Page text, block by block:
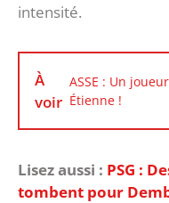
intensité.
À
voir
ASSE : Un
Étienne !
Lisez aussi : PSG :
tombent pour